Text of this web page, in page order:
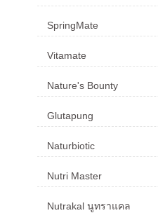
SpringMate
Vitamate
Nature's Bounty
Glutapung
Naturbiotic
Nutri Master
Nutrakal นูทราแคล